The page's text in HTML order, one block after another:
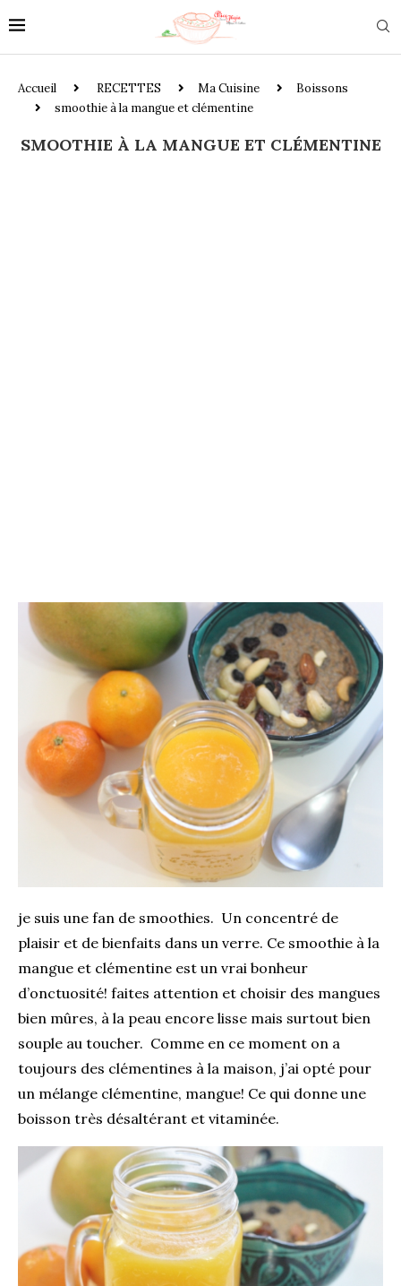
Accueil RECETTES Ma Cuisine
Boissons
smoothie à la mangue et clémentine
SMOOTHIE À LA MANGUE ET CLÉMENTINE
je suis une fan de smoothies. Un concentré de
plaisir et de bienfaits dans un verre. Ce smoothie à la
mangue et clémentine est un vrai bonheur
d’onctuosité! faites attention et choisir des mangues
bien mûres, à la peau encore lisse mais surtout bien
souple au toucher. Comme en ce moment on a
toujours des clémentines à la maison, j’ai opté pour
un mélange clémentine, mangue! Ce qui donne une
boisson très désaltérant et vitaminée.